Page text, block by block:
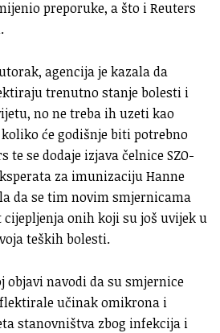
preporuke, a što i Reuters
agencija je kazala da
trenutno stanje bolesti i
no ne treba ih uzeti kao
će godišnje biti potrebno
te se dodaje izjava čelnice SZO-
za imunizaciju Hanne
da se tim novim smjernicama
onih koji su još uvijek u
teških bolesti.
objavi navodi da su smjernice
učinak omikrona i
stanovništva zbog infekcija i